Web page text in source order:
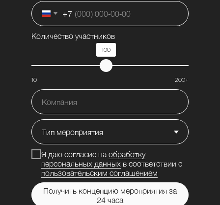
+7
Количество участников
100
10 200+
Я даю согласие на обработку
персональных данных в соответствии с
пользовательским соглашением
Получить концепцию мероприятия за
24 часа